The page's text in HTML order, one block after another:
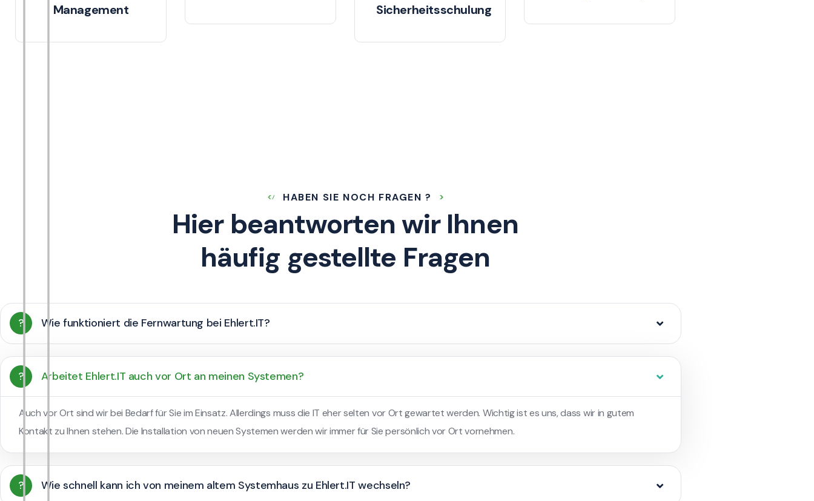
Management
Sicherheitsschulung
HABEN SIE NOCH FRAGEN ?
Hier beantworten wir Ihnen
häufig gestellte Fragen
? Wie funktioniert die Fernwartung bei Ehlert.IT?
? Arbeitet Ehlert.IT auch vor Ort an meinen Systemen?
Auch vor Ort sind wir bei Bedarf für Sie im Einsatz. Allerdings muss die IT eher selten vor Ort gewartet werden. Wichtig ist es uns, dass wir in gutem
Kontakt zu Ihnen stehen. Die Installation von neuen Systemen werden wir immer für Sie persönlich vor Ort vornehmen.
? Wie schnell kann ich von meinem altem Systemhaus zu Ehlert.IT wechseln?